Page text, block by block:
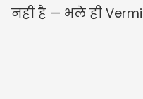
नहीं है — भले ही